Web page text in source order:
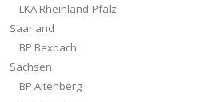
LKA Rheinland-Pfalz
Saarland
BP Bexbach
Sachsen
BP Altenberg